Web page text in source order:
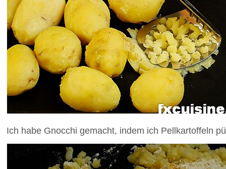
Ich habe Gnocchi gemacht, indem ich Pellkartoffeln